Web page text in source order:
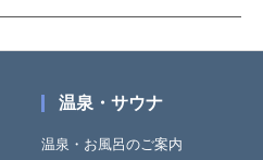
温泉・サウナ
温泉・お風呂のご案内